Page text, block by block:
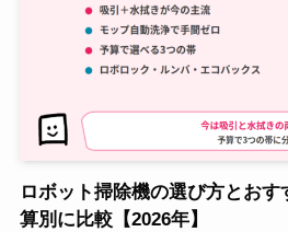
ロボット掃除機の選び方とお
算別に比較【2026年】